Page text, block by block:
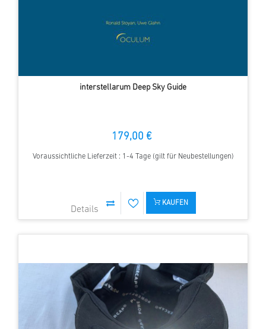
interstellarum Deep Sky Guide
179,00 €
Voraussichtliche Lieferzeit : 1-4 Tage (gilt für Neubestellungen)
KAUFEN